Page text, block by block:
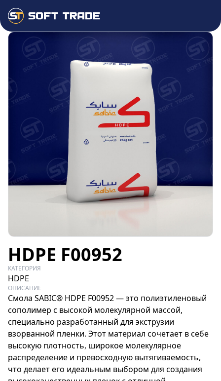
HDPE F00952
КАТЕГОРИЯ
HDPE
ОПИСАНИЕ
Смола SABIC® HDPE F00952 — это полиэтиленовый
сополимер с высокой молекулярной массой,
специально разработанный для экструзии
взорванной пленки. Этот материал сочетает в себе
высокую плотность, широкое молекулярное
распределение и превосходную вытягиваемость,
что делает его идеальным выбором для создания